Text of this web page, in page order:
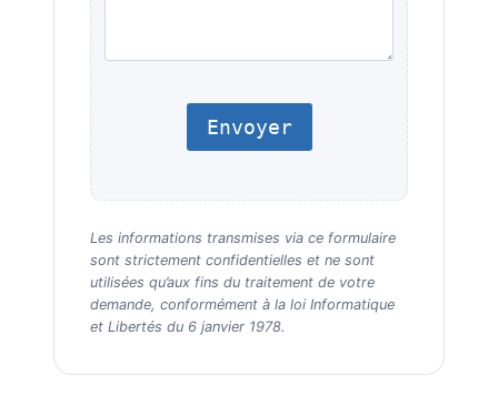
Les informations transmises via ce formulaire
sont strictement confidentielles et ne sont
utilisées qu’aux fins du traitement de votre
demande, conformément à la loi Informatique
et Libertés du 6 janvier 1978.